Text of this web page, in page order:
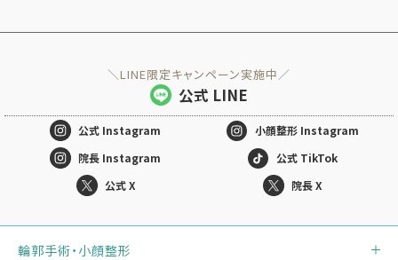
＼LINE限定キャンペーン実施中／
公式 LINE
公式 Instagram 小顔整形 Instagram
院長 Instagram
公式 TikTok
公式 X
院長 X
輪郭手術・小顔整形